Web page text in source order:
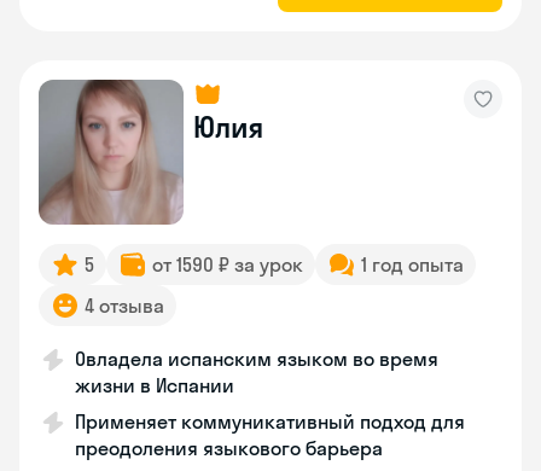
Юлия
5 от 1590 ₽ за урок
1 год опыта
4 отзыва
Овладела испанским языком во время
жизни в Испании
Применяет коммуникативный подход для
преодоления языкового барьера